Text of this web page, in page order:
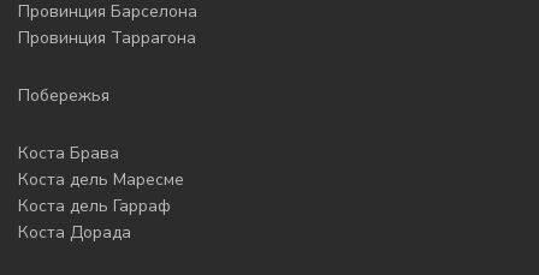
Провинция Барселона
Провинция Таррагона
Побережья
Коста Брава
Коста дель Маресме
Коста дель Гарраф
Коста Дорада